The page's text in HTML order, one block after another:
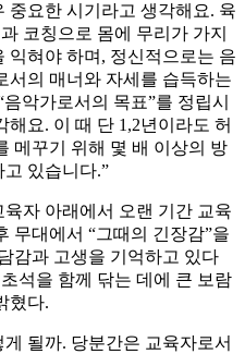
중요한 시기라고 생각해요. 육
코칭으로 몸에 무리가 가지
익혀야 하며, 정신적으로는 음
서의 매너와 자세를 습득하는
악가로서의 목표”를 정립시
요. 이 때 단 1,2년이라도 허
메꾸기 위해 몇 배 이상의 방
있습니다.”
자 아래에서 오랜 기간 교육
무대에서 “그때의 긴장감”을
감과 고생을 기억하고 있다
석을 함께 닦는 데에 큰 보람
혔다.
될까. 당분간은 교육자로서